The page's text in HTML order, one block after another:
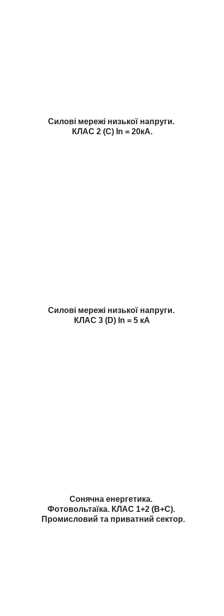
Силові мережі низької напруги.
КЛАС 2 (C) In = 20кА.
Силові мережі низької напруги.
КЛАС 3 (D) In = 5 кА
Сонячна енергетика.
Фотовольтаїка. КЛАС 1+2 (B+С).
Промисловий та приватний сектор.